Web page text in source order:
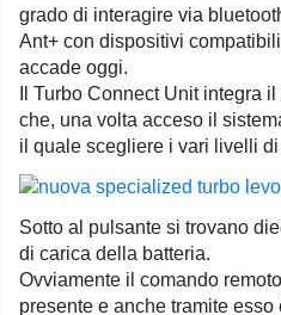
grado di interagire via
Ant+ con dispositivi
accade oggi.
Il Turbo Connect Unit integra
che, una volta acceso il
il quale scegliere i vari livelli
Sotto al pulsante si trovano
di carica della batteria.
Ovviamente il comando
presente e anche tramite esso